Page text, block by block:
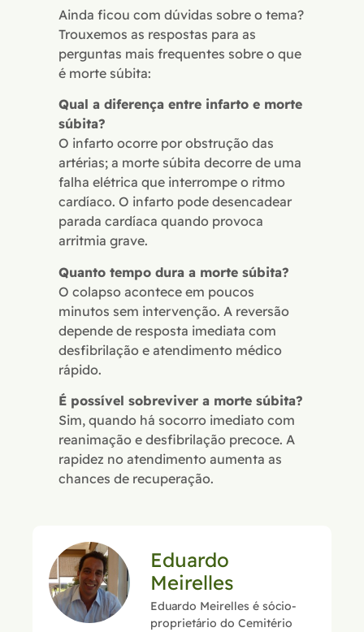
Ainda ficou com dúvidas sobre o tema?
Trouxemos as respostas para as
perguntas mais frequentes sobre o que
é morte súbita:
Qual a diferença entre infarto e morte
súbita?
O infarto ocorre por obstrução das
artérias; a morte súbita decorre de uma
falha elétrica que interrompe o ritmo
cardíaco. O infarto pode desencadear
parada cardíaca quando provoca
arritmia grave.
Quanto tempo dura a morte súbita?
O colapso acontece em poucos
minutos sem intervenção. A reversão
depende de resposta imediata com
desfibrilação e atendimento médico
rápido.
É possível sobreviver a morte súbita?
Sim, quando há socorro imediato com
reanimação e desfibrilação precoce. A
rapidez no atendimento aumenta as
chances de recuperação.
Eduardo
Meirelles
Eduardo Meirelles é sócio-
proprietário do Cemitério